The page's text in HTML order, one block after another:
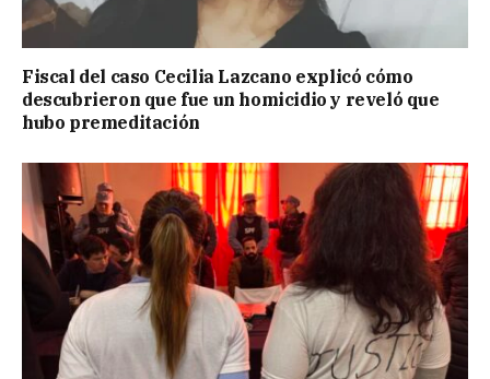
Fiscal del caso Cecilia Lazcano explicó cómo
descubrieron que fue un homicidio y reveló que
hubo premeditación